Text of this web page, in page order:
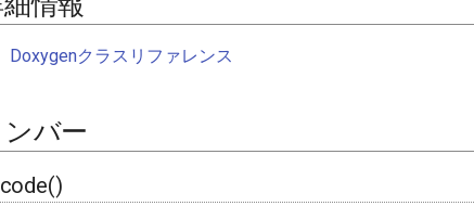
Doxygenクラスリファレンス
ンバー